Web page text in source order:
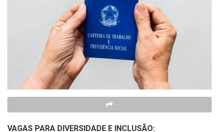
VAGAS PARA DIVERSIDADE E INCLUSÃO: